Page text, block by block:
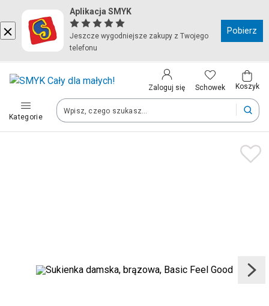
Aplikacja SMYK
Jeszcze wygodniejsze zakupy z Twojego
telefonu
Pobierz
Zaloguj się Schowek Koszyk
Kategorie
Kraj i język
Polska (Poland)
Twoje zamówienia dostarczymy na teren wybranego kraju.
Zapisz